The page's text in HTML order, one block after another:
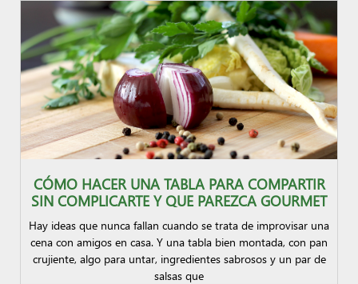
CÓMO HACER UNA TABLA PARA COMPARTIR
SIN COMPLICARTE Y QUE PAREZCA GOURMET
Hay ideas que nunca fallan cuando se trata de improvisar una
cena con amigos en casa. Y una tabla bien montada, con pan
crujiente, algo para untar, ingredientes sabrosos y un par de
salsas que